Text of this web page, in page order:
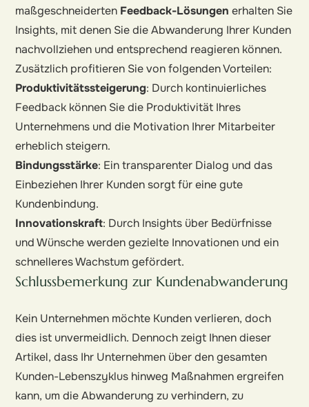
maßgeschneiderten Feedback-Lösungen erhalten Sie
Insights, mit denen Sie die Abwanderung Ihrer Kunden
nachvollziehen und entsprechend reagieren können.
Zusätzlich profitieren Sie von folgenden Vorteilen:
Produktivitätssteigerung: Durch kontinuierliches
Feedback können Sie die Produktivität Ihres
Unternehmens und die Motivation Ihrer Mitarbeiter
erheblich steigern.
Bindungsstärke: Ein transparenter Dialog und das
Einbeziehen Ihrer Kunden sorgt für eine gute
Kundenbindung.
Innovationskraft: Durch Insights über Bedürfnisse
und Wünsche werden gezielte Innovationen und ein
schnelleres Wachstum gefördert.
Schlussbemerkung zur Kundenabwanderung
Kein Unternehmen möchte Kunden verlieren, doch
dies ist unvermeidlich. Dennoch zeigt Ihnen dieser
Artikel, dass Ihr Unternehmen über den gesamten
Kunden-Lebenszyklus hinweg Maßnahmen ergreifen
kann, um die Abwanderung zu verhindern, zu